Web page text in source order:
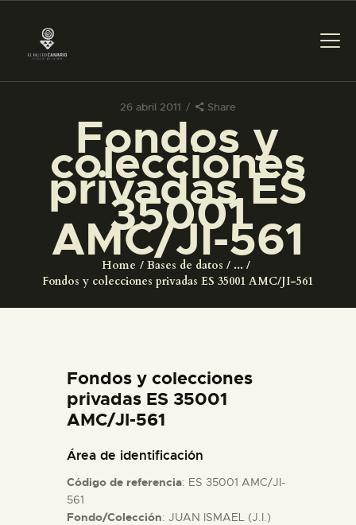
26 abril 2011 Share
Fondos y
colecciones
privadas ES
35001
AMC/JI-561
Home Bases de datos
...
Fondos y colecciones privadas ES 35001 AMC/JI-561
PREPARAR LA VISITA
ACTIVIDADES
█
EL MUSEO
DIDÁCTICA
ESPAÑOL
ACTIVIDADES
Fondos y colecciones
privadas ES 35001
AMC/JI-561
Área de identificación
Código de referencia: ES 35001 AMC/JI-
561
Fondo/Colección: JUAN ISMAEL (J.I.)